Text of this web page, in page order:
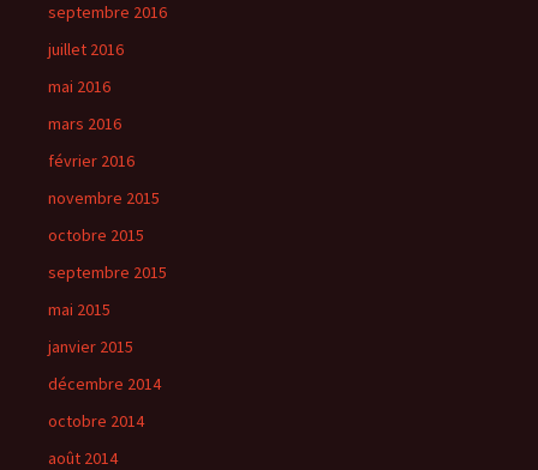
septembre 2016
juillet 2016
mai 2016
mars 2016
février 2016
novembre 2015
octobre 2015
septembre 2015
mai 2015
janvier 2015
décembre 2014
octobre 2014
août 2014